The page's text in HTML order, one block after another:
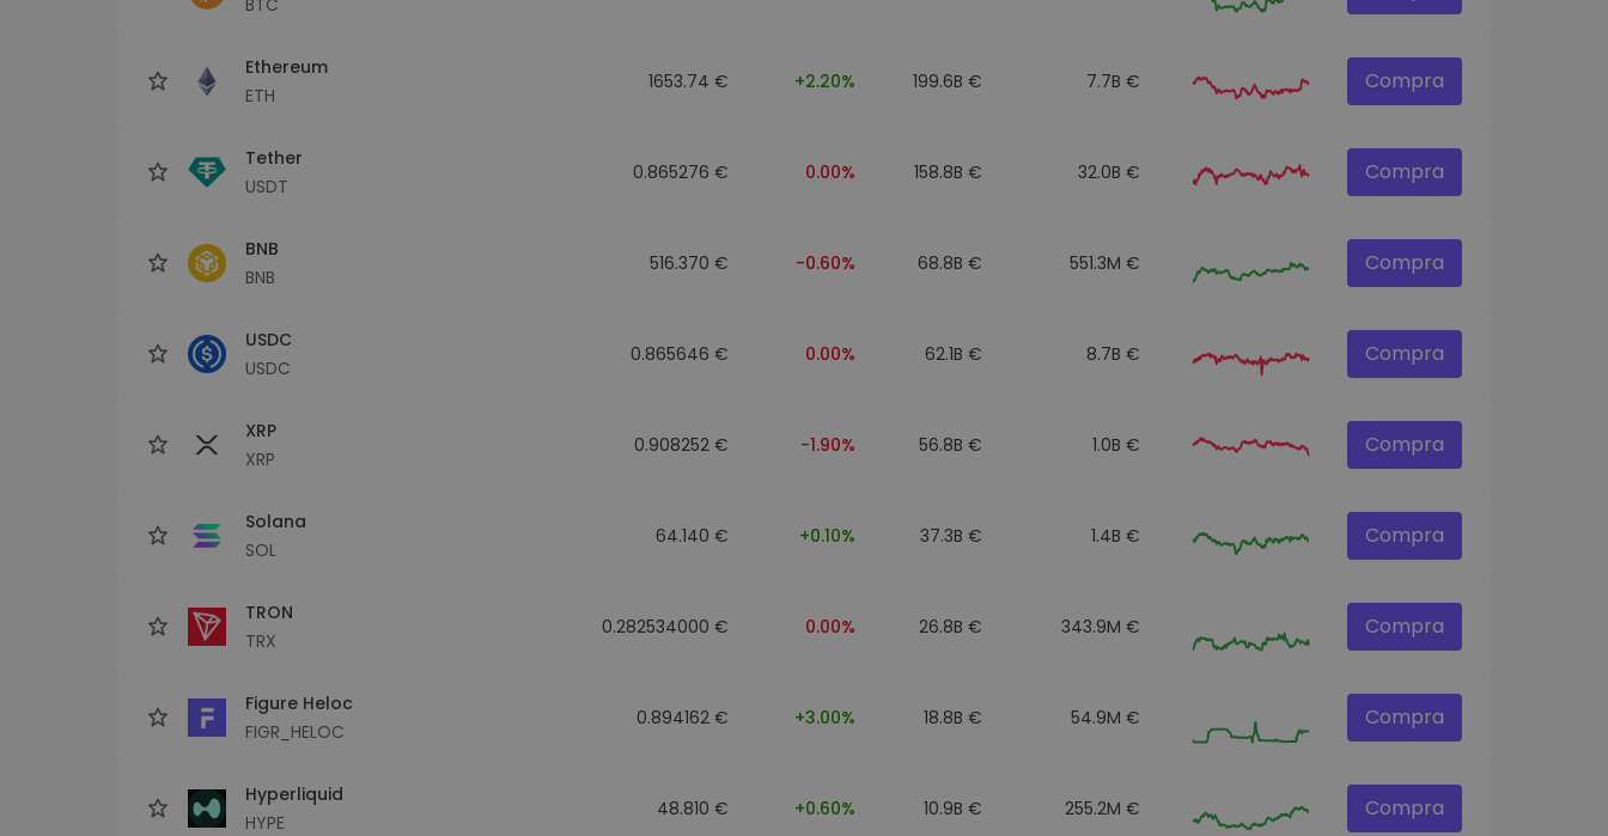
Ethereum
ETH
1653.74 € +2.20% 199.6B € 7.7B € Compra
Tether
USDT
0.865276 € 0.00% 158.8B € 32.0B € Compra
BNB
BNB
516.370 € -0.60% 68.8B € 551.3M € Compra
USDC
USDC
0.865646 € 0.00% 62.1B € 8.7B € Compra
XRP
XRP
0.908252 € -1.90% 56.8B € 1.0B € Compra
Solana
SOL
64.140 € +0.10% 37.3B € 1.4B € Compra
TRON
TRX
0.282534000 € 0.00% 26.8B € 343.9M € Compra
Figure Heloc
FIGR_HELOC
0.894162 € +3.00% 18.8B € 54.9M € Compra
Hyperliquid
HYPE
48.810 € +0.60% 10.9B € 255.2M € Compra